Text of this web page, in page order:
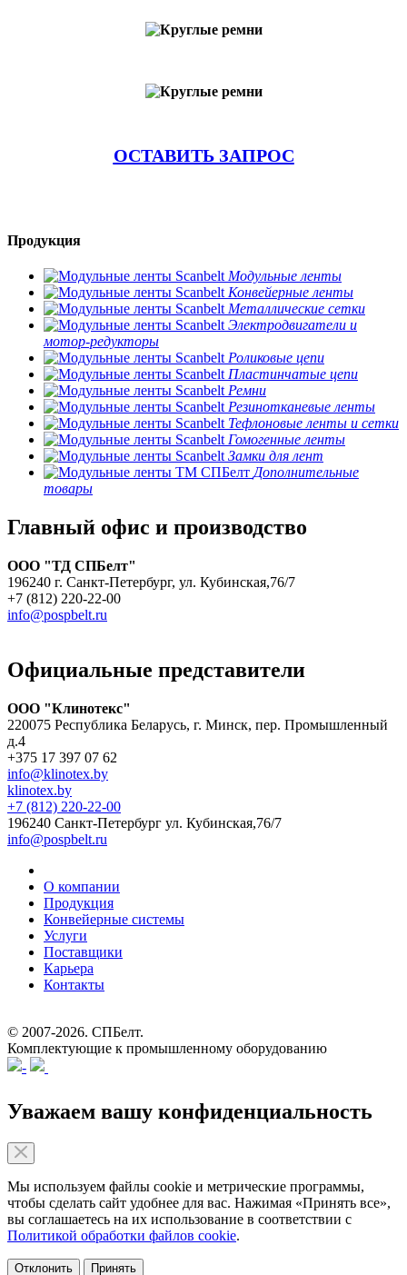
ОСТАВИТЬ ЗАПРОС
Продукция
Модульные ленты
Конвейерные ленты
Металлические сетки
Электродвигатели и
мотор-редукторы
Роликовые цепи
Пластинчатые цепи
Ремни
Резинотканевые ленты
Тефлоновые ленты и сетки
Гомогенные ленты
Замки для лент
Дополнительные
товары
Главный офис и производство
ООО "ТД СПБелт"
196240 г. Санкт-Петербург, ул. Кубинская,76/7
+7 (812) 220-22-00
info@pospbelt.ru
Официальные представители
ООО "Клинотекс"
220075 Республика Беларусь, г. Минск, пер. Промышленный
д.4
+375 17 397 07 62
info@klinotex.by
klinotex.by
+7 (812) 220-22-00
196240 Санкт-Петербург ул. Кубинская,76/7
info@pospbelt.ru
О компании
Продукция
Конвейерные системы
Услуги
Поставщики
Карьера
Контакты
© 2007-2026. СПБелт.
Комплектующие к промышленному оборудованию
Уважаем вашу конфиденциальность
Мы используем файлы cookie и метрические программы,
чтобы сделать сайт удобнее для вас. Нажимая «Принять все»,
вы соглашаетесь на их использование в соответствии с
Политикой обработки файлов cookie.
Отклонить Принять